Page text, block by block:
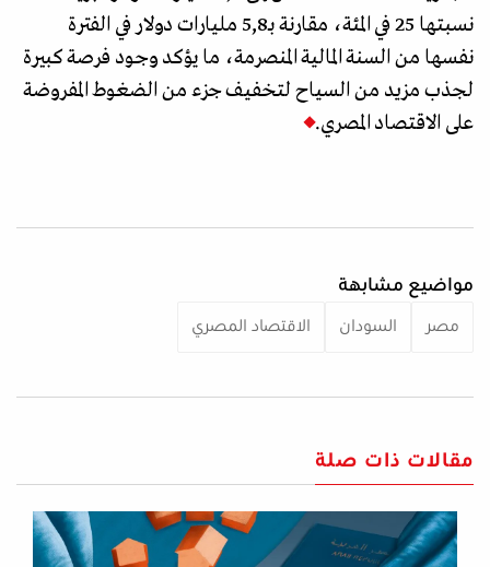
نسبتها 25 في المئة، مقارنة بـ5,8 مليارات دولار في الفترة
نفسها من السنة المالية المنصرمة، ما يؤكد وجود فرصة كبيرة
لجذب مزيد من السياح لتخفيف جزء من الضغوط المفروضة
على الاقتصاد المصري.
مواضيع مشابهة
مصر السودان الاقتصاد المصري
مقالات ذات صلة